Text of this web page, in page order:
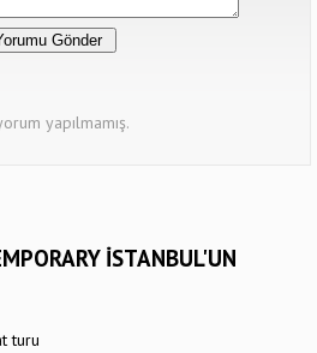
yapılmamış.
İSTANBUL'UN
turu